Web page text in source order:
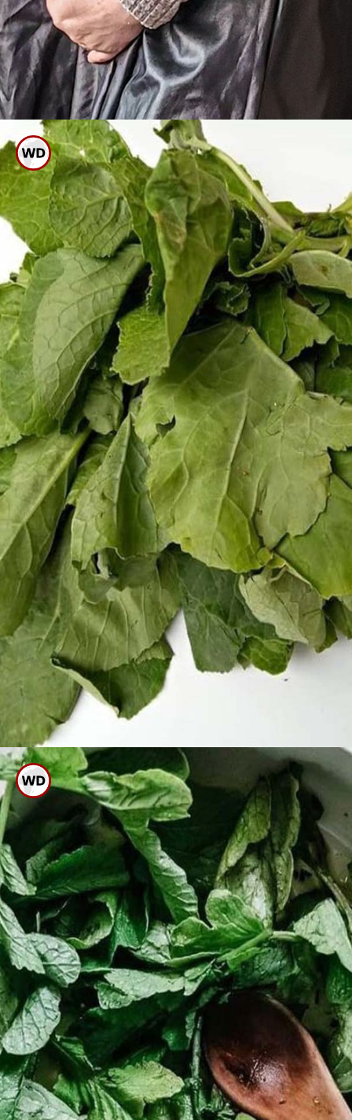
ಮೂಲಂಗಿ ಸೊಪ್ಪಿನಲ್ಲಿ ವಿಟಮಿನ್ ಸಿ,
ಫೋಲಿಕ್ ಆಸಿಡ್ ಅಂಶ ಹೇರಳವಾಗಿದ್ದು
ಗರ್ಭಿಣಿ ಸ್ತ್ರೀಯರಿಗೂ ಉತ್ತಮ
ವಿಟಮಿನ್ ಸಿ ಅಂಶವಿರುವ ಕಾರಣ
ದೇಹದಲ್ಲಿ ರೋಗ ನಿರೋಧಕ ಶಕ್ತಿ
ವೃದ್ಧಿಸುವ ಗುಣ ಹೊಂದಿದೆ